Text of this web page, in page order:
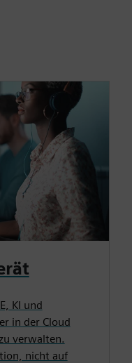
KI und
in der Cloud
verwalten.
nicht auf